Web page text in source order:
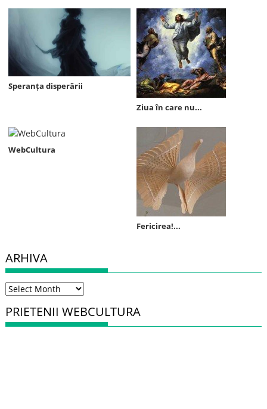
Speranța disperării
Ziua în care nu...
WebCultura
Fericirea!...
ARHIVA
Arhiva
PRIETENII WEBCULTURA